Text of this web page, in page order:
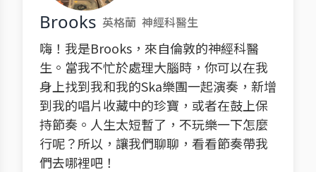
Brooks 英格蘭 神經科醫生
嗨！我是Brooks，來自倫敦的神經科醫
生。當我不忙於處理大腦時，你可以在我
身上找到我和我的Ska樂團一起演奏，新增
到我的唱片收藏中的珍寶，或者在鼓上保
持節奏。人生太短暫了，不玩樂一下怎麼
行呢？所以，讓我們聊聊，看看節奏帶我
們去哪裡吧！